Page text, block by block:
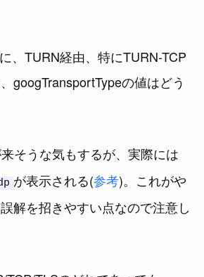
、TURN経由、特にTURN-TCP
googTransportTypeの値はどう
そうな気もするが、実際には
が表示される(参考)。これがや
解を招きやすい点なので注意し